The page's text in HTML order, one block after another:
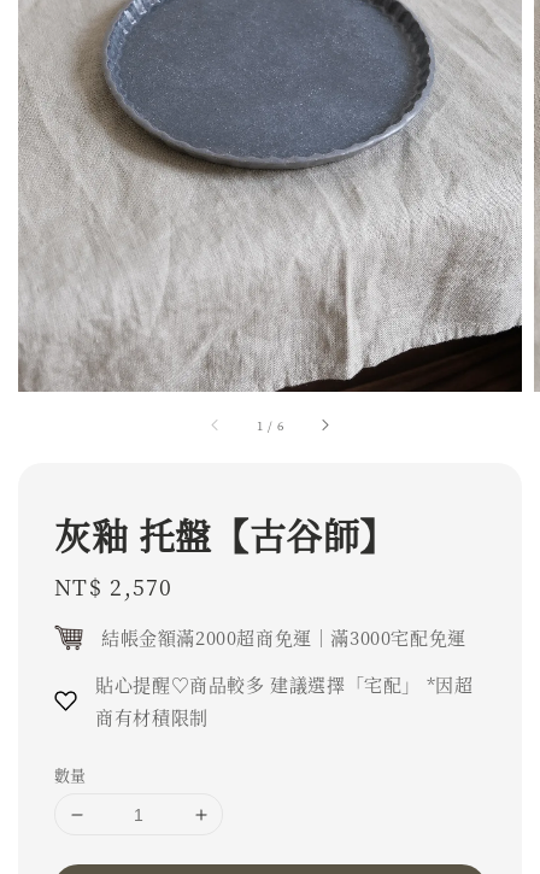
1 / 6
灰釉 托盤【古谷師】
Regular
price
NT$ 2,570
結帳金額滿2000超商免運｜滿3000宅配免運
貼心提醒♡商品較多 建議選擇「宅配」 *因超
商有材積限制
數量